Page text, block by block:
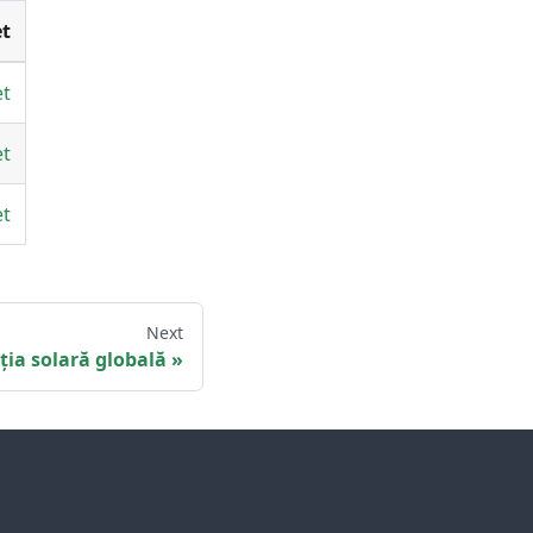
Next
solară globală